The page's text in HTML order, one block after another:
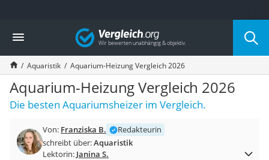
Die beliebtesten Vergleiche nach Kategorie
Drogerie
Inhalator
Haarschneider
Rollator
Braun Rasierer
Katzenklappe (Chip)
Masturbator
Massagepistole
Vergleich
Aquaristik Aquarium-Heizung Vergleich 2026
Aquarium-Heizung Vergleich 2026
Die besten Aquariumsheizer im Vergleich.
Von: Franziska B.
Redakteurin
schreibt über:Aquaristik
Lektorin: Janina S.